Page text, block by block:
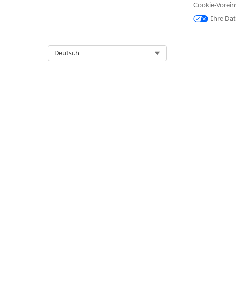
Visualisierungen in Tableau Next.
Aktivieren von Tableau Next
Cookie-
Ihre
Deutsch